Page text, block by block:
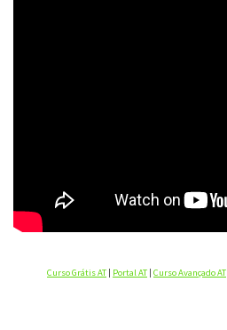
Curso Grátis AT Portal AT Curso Avançado AT